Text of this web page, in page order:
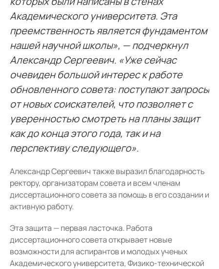
Академического университета. Эта
преемственность является фундаментом
нашей научной школы», — подчеркнул
Александр Сергеевич. «Уже сейчас
очевиден большой интерес к работе
обновленного совета: поступают запросы
от новых соискателей, что позволяет с
уверенностью смотреть на планы защит
как до конца этого года, так и на
перспективу следующего».
Александр Сергеевич также выразил благодарность
ректору, организаторам совета и всем членам
диссертационного совета за помощь в его создании и
активную работу.
Эта защита — первая ласточка. Работа
диссертационного совета открывает новые
возможности для аспирантов и молодых ученых
Академического университета, Физико-технической